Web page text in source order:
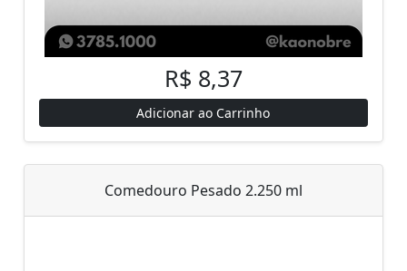
R$ 8,37
Adicionar ao Carrinho
Comedouro Pesado 2.250 ml